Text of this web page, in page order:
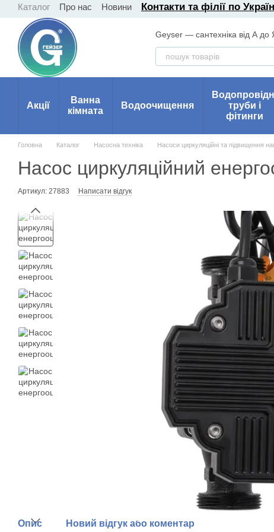
Перейти до основного контенту
Каталог Про нас Новини Контакти та філії по
Geyser — сантехніка від А до
Акції
Ванна
кімната
Водоочищення
труби і
фітинги
Головна Каталог Насосна техніка Насоси циркуляційні та підвищення
Насос циркуляційний
Артикул: 27883 Написати відгук
Опис Новий відгук або коментар